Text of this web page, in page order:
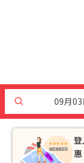
09月
惠